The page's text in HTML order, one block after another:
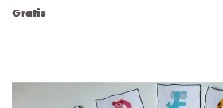
Gratis